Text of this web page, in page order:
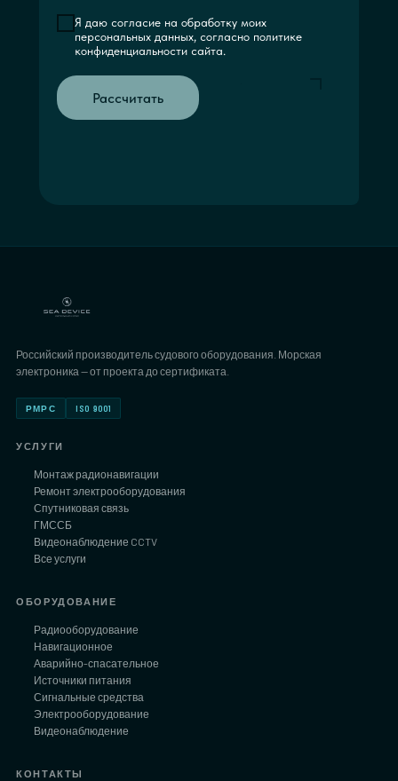
Я даю согласие на обработку моих
персональных данных, согласно политике
конфиденциальности сайта.
Рассчитать
Российский производитель судового оборудования. Морская
электроника — от проекта до сертификата.
РМРС ISO 9001
УСЛУГИ
Монтаж радионавигации
Ремонт электрооборудования
Спутниковая связь
ГМССБ
Видеонаблюдение CCTV
Все услуги
ОБОРУДОВАНИЕ
Радиооборудование
Навигационное
Аварийно-спасательное
Источники питания
Сигнальные средства
Электрооборудование
Видеонаблюдение
КОНТАКТЫ